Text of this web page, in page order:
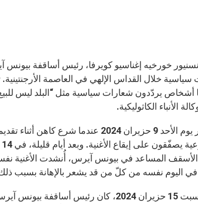
خورخيه إغناسيو كويرفا، رئيس أساقفة
خلال القداس الإلهي في العاصمة الأرجنتينية.
أشخاص يردّدون شعارات سياسية مثل “البلد ليس
الأنباء الكاثوليكية.
بدأ الأمر يوم الأحد 9 حزيران 2024
الأسقف المساعد في بيونس آيرس، أُنشدت الأغنية
في اليوم نفسه من كلّ من قد يشعر بالإهانة بسبب
ويوم السبت 15 حزيران 2024، كان رئيس